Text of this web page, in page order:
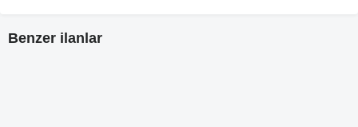
Benzer ilanlar